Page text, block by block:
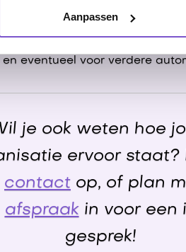
Aanpassen
en is onder andere Lean Six
eventueel voor verdere
je ook weten hoe
ervoor staat?
contact op, of plan
afspraakin voor een
gesprek!